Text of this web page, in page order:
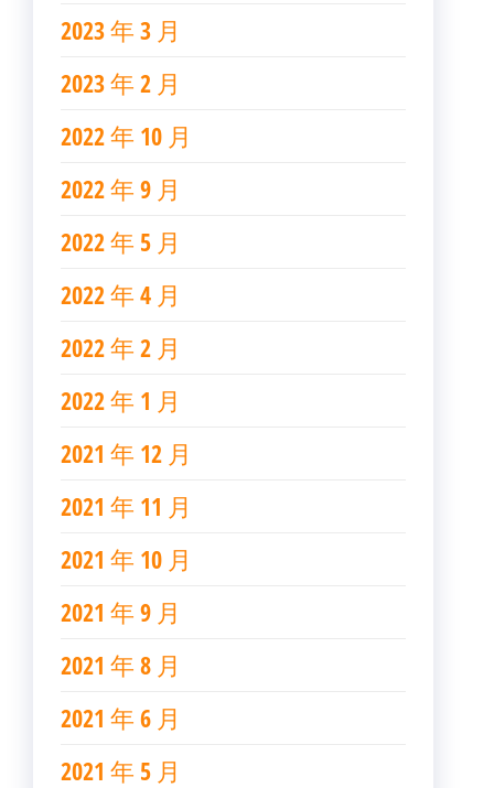
2023 年 3 月
2023 年 2 月
2022 年 10 月
2022 年 9 月
2022 年 5 月
2022 年 4 月
2022 年 2 月
2022 年 1 月
2021 年 12 月
2021 年 11 月
2021 年 10 月
2021 年 9 月
2021 年 8 月
2021 年 6 月
2021 年 5 月